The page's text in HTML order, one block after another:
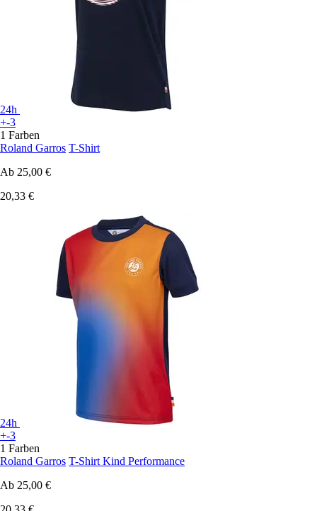
24h
+-3
1 Farben
Roland Garros T-Shirt
Ab 25,00 €
20,33 €
24h
+-3
1 Farben
Roland Garros T-Shirt Kind Performance
Ab 25,00 €